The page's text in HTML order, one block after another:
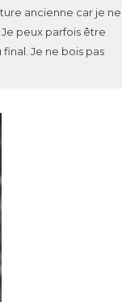
ancienne car je ne
peux parfois être
Je ne bois pas